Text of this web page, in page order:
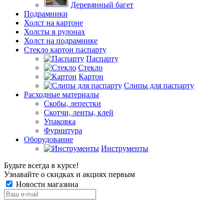
Деревянный багет
Подрамники
Холст на картоне
Холсты в рулонах
Холст на подрамнике
Стекло картон паспарту
Паспарту
Стекло
Картон
Слипы для паспарту
Расходные материалы
Скобы, лепестки
Скотчи, ленты, клей
Упаковка
Фурнитура
Оборудование
Инструменты
Будьте всегда в курсе!
Узнавайте о скидках и акциях первым
Новости магазина